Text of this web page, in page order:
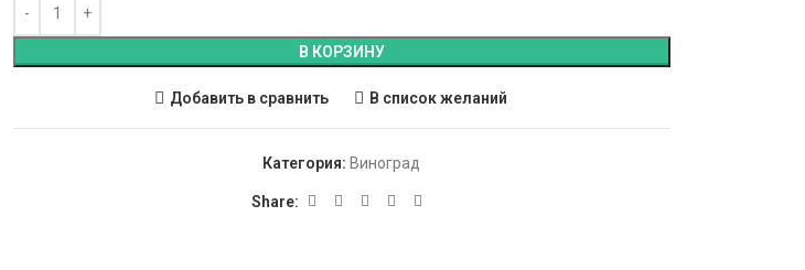
В КОРЗИНУ
Добавить в сравнить В список желаний
Категория: Виноград
Share: